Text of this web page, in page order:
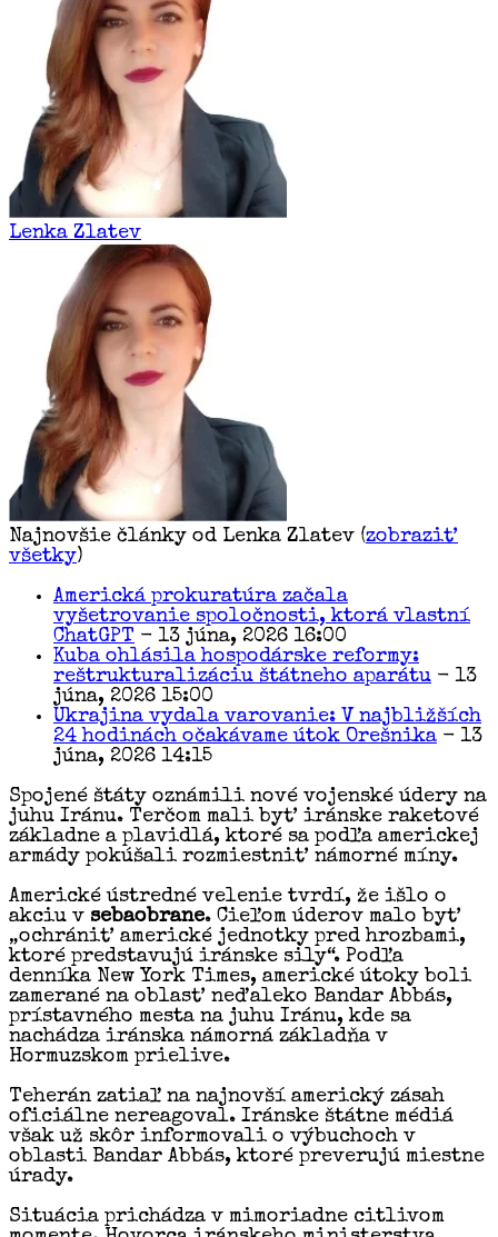
Lenka Zlatev
Najnovšie články od Lenka Zlatev (zobraziť
všetky)
Americká prokuratúra začala
vyšetrovanie spoločnosti, ktorá vlastní
ChatGPT - 13 júna, 2026 16:00
Kuba ohlásila hospodárske reformy:
reštrukturalizáciu štátneho aparátu - 13
júna, 2026 15:00
Ukrajina vydala varovanie: V najbližších
24 hodinách očakávame útok Orešnika - 13
júna, 2026 14:15
Spojené štáty oznámili nové vojenské údery na
juhu Iránu. Terčom mali byť iránske raketové
základne a plavidlá, ktoré sa podľa americkej
armády pokúšali rozmiestniť námorné míny.
Americké ústredné velenie tvrdí, že išlo o
akciu v sebaobrane. Cieľom úderov malo byť
„ochrániť americké jednotky pred hrozbami,
ktoré predstavujú iránske sily“. Podľa
denníka New York Times, americké útoky boli
zamerané na oblasť neďaleko Bandar Abbás,
prístavného mesta na juhu Iránu, kde sa
nachádza iránska námorná základňa v
Hormuzskom prielive.
Teherán zatiaľ na najnovší americký zásah
oficiálne nereagoval. Iránske štátne médiá
však už skôr informovali o výbuchoch v
oblasti Bandar Abbás, ktoré preverujú miestne
úrady.
Situácia prichádza v mimoriadne citlivom